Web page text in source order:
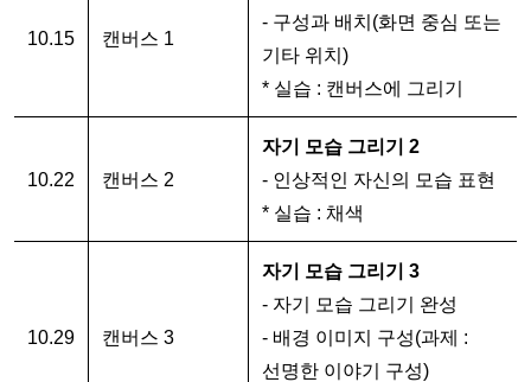
10.15 캔버스 1
- 구성과 배치(화면 중심 또는
기타 위치)
* 실습 : 캔버스에 그리기
10.22 캔버스 2
자기 모습 그리기 2
- 인상적인 자신의 모습 표현
* 실습 : 채색
10.29 캔버스 3
자기 모습 그리기 3
- 자기 모습 그리기 완성
- 배경 이미지 구성(과제 :
선명한 이야기 구성)